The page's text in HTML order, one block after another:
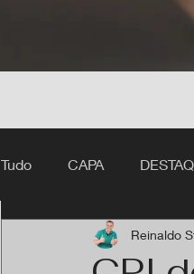
Tudo CAPA
Ipiranga do Norte MT
Reinaldo